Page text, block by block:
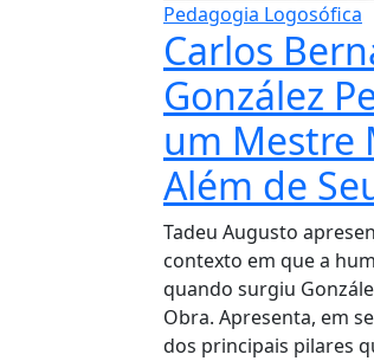
Pedagogia Logosófica
Carlos
González
um Mestre
Além de
Tadeu Augusto
contexto em que a
quando surgiu
Obra. Apresenta, em
dos principais pilares